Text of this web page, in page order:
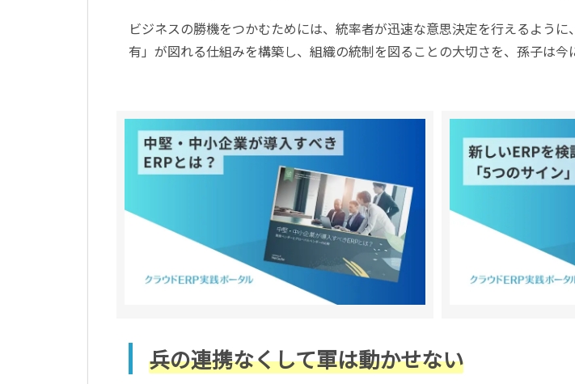
ビジネスの勝機をつかむためには、統率者が迅速な意思決定を行えるよう
有」が図れる仕組みを構築し、組織の統制を図ることの大切さを、孫子は今
兵の連携なくして軍は動かせない